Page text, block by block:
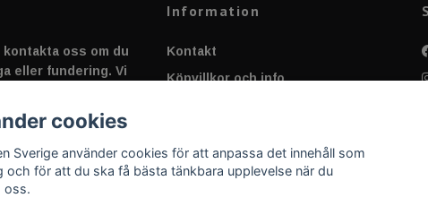
oss om du
eller fundering. Vi
Information
Kontakt
Köpvillkor och info
Applicering av Dekal
cookies
Sverige använder cookies för att anpassa det innehåll som
och för att du ska få bästa tänkbara upplevelse när du
oss.